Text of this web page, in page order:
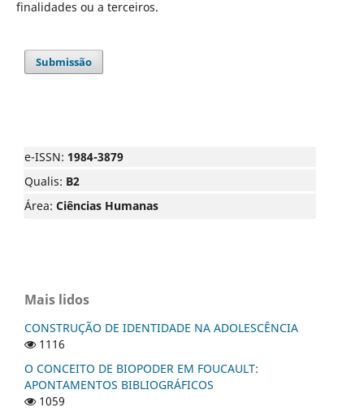
finalidades ou a terceiros.
Submissão
e-ISSN: 1984-3879
Qualis: B2
Área: Ciências Humanas
Mais lidos
CONSTRUÇÃO DE IDENTIDADE NA ADOLESCÊNCIA
1116
O CONCEITO DE BIOPODER EM FOUCAULT:
APONTAMENTOS BIBLIOGRÁFICOS
1059